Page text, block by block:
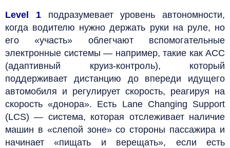
Level 1
подразумевает уровень автономности,
когда водителю нужно держать руки на руле, но
его «участь» облегчают вспомогательные
электронные системы — например, такие как АСС
(адаптивный круиз-контроль), который
поддерживает дистанцию до впереди идущего
автомобиля и регулирует скорость, реагируя на
скорость «донора». Есть Lane Changing Support
(LCS) — система, которая отслеживает наличие
машин в «слепой зоне» со стороны пассажира и
начинает «пищать и верещать», если есть